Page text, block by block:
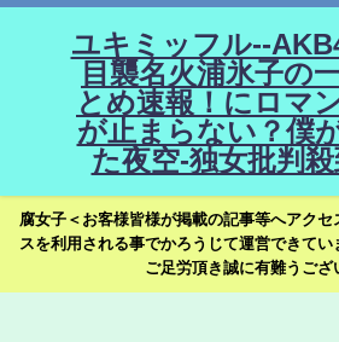
ユキミッフル--
目襲名火浦氷子の
とめ速報！にロマ
が止まらない？僕
た夜空-独女批判
腐女子＜お客様皆様が掲載の記事等へアク
スを利用される事でかろうじて運営できて
ご足労頂き誠に有難うござ